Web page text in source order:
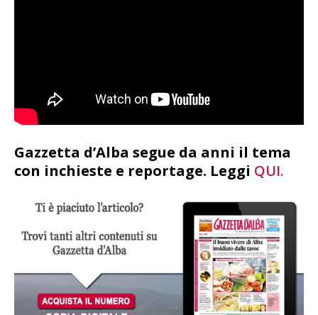
Gazzetta d’Alba segue da anni il tema
con inchieste e reportage. Leggi QUI.